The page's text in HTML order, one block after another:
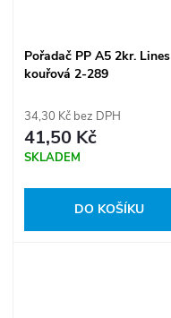
Pořadač PP A5 2kr. Lines
kouřová 2-289
34,30 Kč bez DPH
41,50 Kč
SKLADEM
DO KOŠÍKU